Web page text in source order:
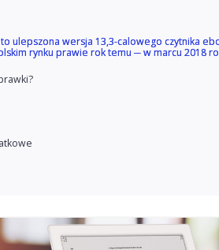
to ulepszona wersja 13,3-calowego czytnika
rynku prawie rok temu ─ w marcu 2018